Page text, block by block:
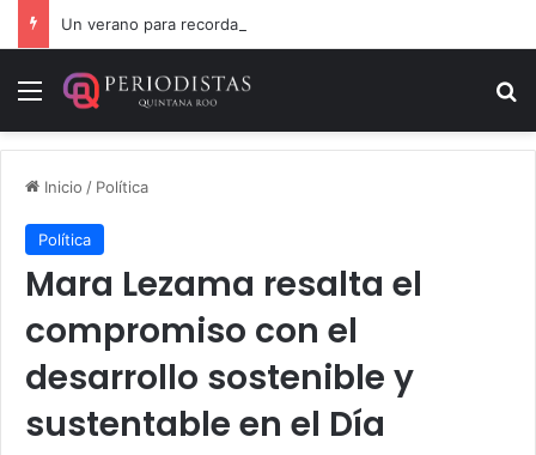
Menú
Inicio / Política
Política
Mara Lezama resalta el
compromiso con el
desarrollo sostenible y
sustentable en el Día